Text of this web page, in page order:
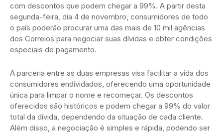
com descontos que podem chegar a 99%. A partir desta
segunda-feira, dia 4 de novembro, consumidores de todo
o país poderão procurar uma das mais de 10 mil agências
dos Correios para negociar suas dívidas e obter condições
especiais de pagamento.
A parceria entre as duas empresas visa facilitar a vida dos
consumidores endividados, oferecendo uma oportunidade
única para limpar o nome e recomeçar. Os descontos
oferecidos são históricos e podem chegar a 99% do valor
total da dívida, dependendo da situação de cada cliente.
Além disso, a negociação é simples e rápida, podendo ser